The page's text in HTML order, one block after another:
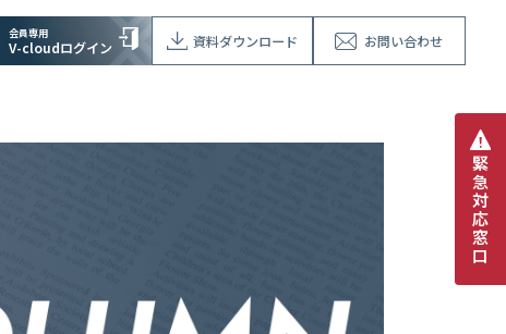
会員専用
V-cloudログイン 資料ダウンロード お問い合わせ
緊
急
対
応
窓
口